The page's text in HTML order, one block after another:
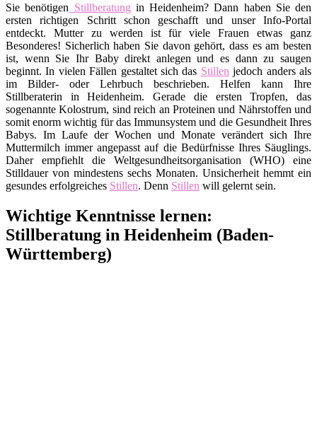
Sie benötigen Stillberatung in Heidenheim? Dann haben Sie den
ersten richtigen Schritt schon geschafft und unser Info-Portal
entdeckt. Mutter zu werden ist für viele Frauen etwas ganz
Besonderes! Sicherlich haben Sie davon gehört, dass es am besten
ist, wenn Sie Ihr Baby direkt anlegen und es dann zu saugen
beginnt. In vielen Fällen gestaltet sich das Stillen jedoch anders als
im Bilder- oder Lehrbuch beschrieben. Helfen kann Ihre
Stillberaterin in Heidenheim. Gerade die ersten Tropfen, das
sogenannte Kolostrum, sind reich an Proteinen und Nährstoffen und
somit enorm wichtig für das Immunsystem und die Gesundheit Ihres
Babys. Im Laufe der Wochen und Monate verändert sich Ihre
Muttermilch immer angepasst auf die Bedürfnisse Ihres Säuglings.
Daher empfiehlt die Weltgesundheitsorganisation (WHO) eine
Stilldauer von mindestens sechs Monaten. Unsicherheit hemmt ein
gesundes erfolgreiches Stillen. Denn Stillen will gelernt sein.
Wichtige Kenntnisse lernen:
Stillberatung in Heidenheim (Baden-
Württemberg)